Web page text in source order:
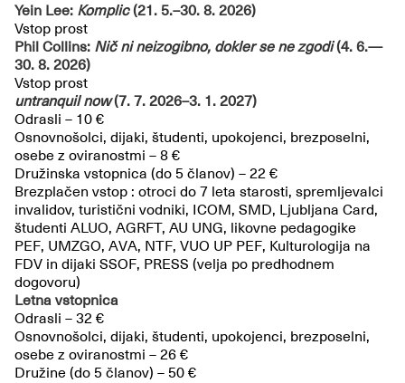
Yein Lee: Komplic(21. 5.–30. 8. 2026)
Vstop prost
Phil Collins: Nič ni neizogibno, dokler se ne zgodi(4. 6.—
30. 8. 2026)
Vstop prost
untranquil now(7. 7. 2026–3. 1. 2027)
Odrasli – 10 €
Osnovnošolci, dijaki, študenti, upokojenci, brezposelni,
osebe z oviranostmi – 8 €
Družinska vstopnica (do 5 članov) – 22 €
Brezplačen vstop : otroci do 7 leta starosti, spremljevalci
invalidov, turistični vodniki, ICOM, SMD, Ljubljana Card,
študenti ALUO, AGRFT, AU UNG, likovne pedagogike
PEF, UMZGO, AVA, NTF, VUO UP PEF, Kulturologija na
FDV in dijaki SSOF, PRESS (velja po predhodnem
dogovoru)
Letna vstopnica
Odrasli – 32 €
Osnovnošolci, dijaki, študenti, upokojenci, brezposelni,
osebe z oviranostmi – 26 €
Družine (do 5 članov) – 50 €